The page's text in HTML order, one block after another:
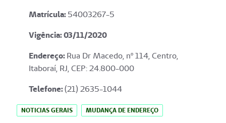
Matrícula:54003267-5
Vigência: 03/11/2020
Endereço:Rua Dr Macedo, nº 114, Centro,
Itaboraí, RJ, CEP: 24.800-000
Telefone:(21) 2635-1044
NOTICIAS GERAIS MUDANÇA DE ENDEREÇO